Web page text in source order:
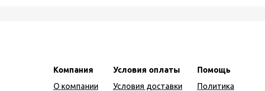
Компания
О компании
Условия оплаты
Условия доставки
Помощь
Политика